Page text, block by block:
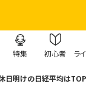
特集 初心者 ラ
休日明けの日経平均は